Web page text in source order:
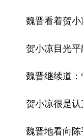
魏晋看着贺小
贺小凉目光平
魏晋继续道：
贺小凉很是
魏晋地看向陈